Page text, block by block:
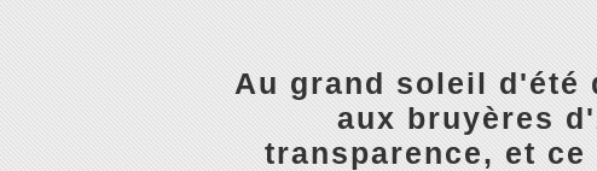
Au grand soleil d'été
aux bruyères
transparence, et